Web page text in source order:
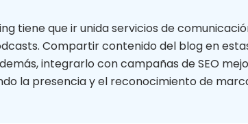
tiene que ir unida servicios de
Compartir contenido del blog en
integrarlo con campañas de SEO
la presencia y el reconocimiento de